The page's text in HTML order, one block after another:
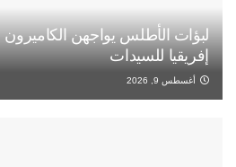
لبؤات الأطلس يواجهن
إفريقيا للسيدات
أغسطس 9, 2026